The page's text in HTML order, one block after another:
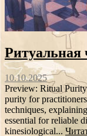
Ритуальная
10.10.2025
Preview: Ritual
purity for
techniques,
essential for reliable
kinesiological...